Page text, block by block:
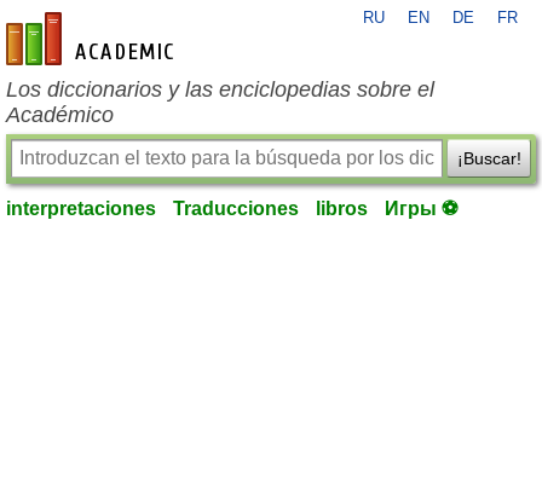
es-academic.com
RU EN DE FR
Los diccionarios y las enciclopedias sobre el
Académico
¡Buscar!
interpretaciones Traducciones libros Игры ⚽